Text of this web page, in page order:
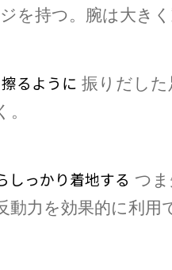
を持つ。腕は大き
るように 振りだし
っかり着地する つ
動力を効果的に利用